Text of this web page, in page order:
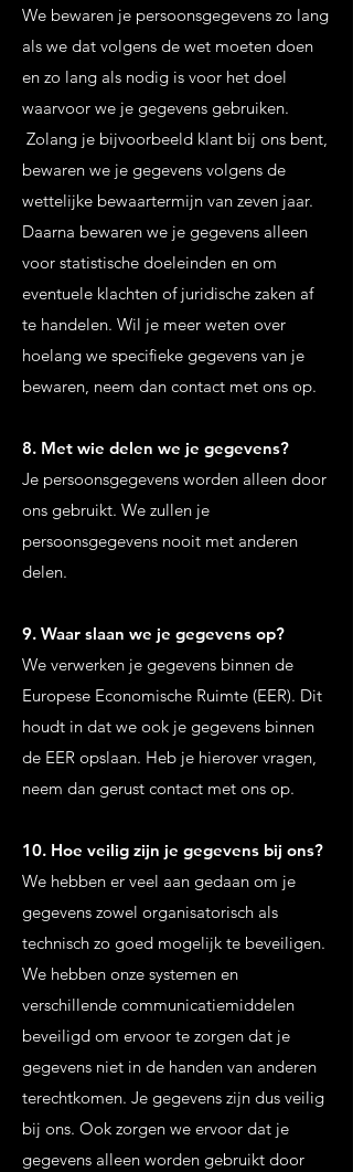
We bewaren je persoonsgegevens zo lang
als we dat volgens de wet moeten doen
en zo lang als nodig is voor het doel
waarvoor we je gegevens gebruiken.
Zolang je bijvoorbeeld klant bij ons bent,
bewaren we je gegevens volgens de
wettelijke bewaartermijn van zeven jaar.
Daarna bewaren we je gegevens alleen
voor statistische doeleinden en om
eventuele klachten of juridische zaken af
te handelen. Wil je meer weten over
hoelang we specifieke gegevens van je
bewaren, neem dan contact met ons op.
8. Met wie delen we je gegevens?
Je persoonsgegevens worden alleen door
ons gebruikt. We zullen je
persoonsgegevens nooit met anderen
delen.
9. Waar slaan we je gegevens op?
We verwerken je gegevens binnen de
Europese Economische Ruimte (EER). Dit
houdt in dat we ook je gegevens binnen
de EER opslaan. Heb je hierover vragen,
neem dan gerust contact met ons op.
10. Hoe veilig zijn je gegevens bij ons?
We hebben er veel aan gedaan om je
gegevens zowel organisatorisch als
technisch zo goed mogelijk te beveiligen.
We hebben onze systemen en
verschillende communicatiemiddelen
beveiligd om ervoor te zorgen dat je
gegevens niet in de handen van anderen
terechtkomen. Je gegevens zijn dus veilig
bij ons. Ook zorgen we ervoor dat je
gegevens alleen worden gebruikt door